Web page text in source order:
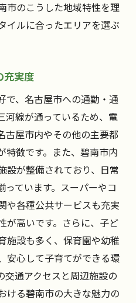
市のこうした地域特性を理
イルに合ったエリアを選ぶ
充実度
で、名古屋市への通勤・通
河線が通っているため、電
古屋市内やその他の主要都
特徴です。また、碧南市内
設が整備されており、日常
っています。スーパーやコ
や各種公共サービスも充実
が高いです。さらに、子ど
施設も多く、保育園や幼稚
安心して子育てができる環
交通アクセスと周辺施設の
ける碧南市の大きな魅力の